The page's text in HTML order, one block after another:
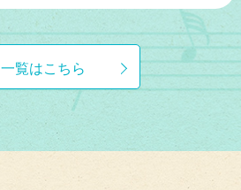
一覧はこちら